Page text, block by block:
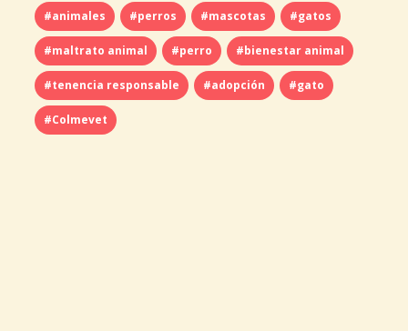
#animales #perros #mascotas #gatos
#maltrato animal #perro #bienestar animal
#tenencia responsable #adopción #gato
#Colmevet